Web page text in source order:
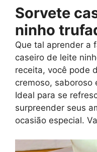
Sorvete
ninho
Que tal aprender a
caseiro de leite
receita, você pode
cremoso, saboroso
Ideal para se
surpreender seus
ocasião especial.